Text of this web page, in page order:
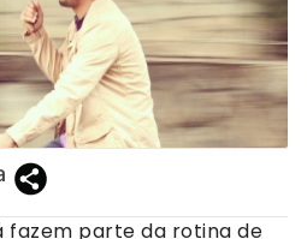
fazem parte da rotina de